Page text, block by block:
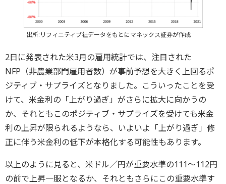
出所:リフィニティブ社データをもとにマネックス証券が作成
2日に発表された米3月の雇用統計では、注目された
NFP（非農業部門雇用者数）が事前予想を大きく上回るポ
ジティブ・サプライズとなりました。こういったことを受
けて、米金利の「上がり過ぎ」がさらに拡大に向かうの
か、それともこのポジティブ・サプライズを受けても米金
利の上昇が限られるようなら、いよいよ「上がり過ぎ」修
正に伴う米金利の低下が本格化する可能性もあります。
以上のように見ると、米ドル／円が重要水準の111～112円
の前で上昇一服となるか、それともさらにこの重要水準す